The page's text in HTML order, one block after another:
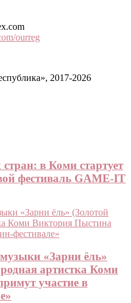
ourreg
2017-2026
стран: в Коми стартует
фестиваль GAME-IT
«Зарни ёль»
артистка Коми
участие в